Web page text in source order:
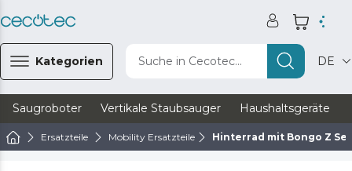
Kategorien Suche in Cecotec... DE
Saugroboter Vertikale Staubsauger Haushaltsgeräte
Ersatzteile Mobility Ersatzteile Hinterrad mit Bongo Z